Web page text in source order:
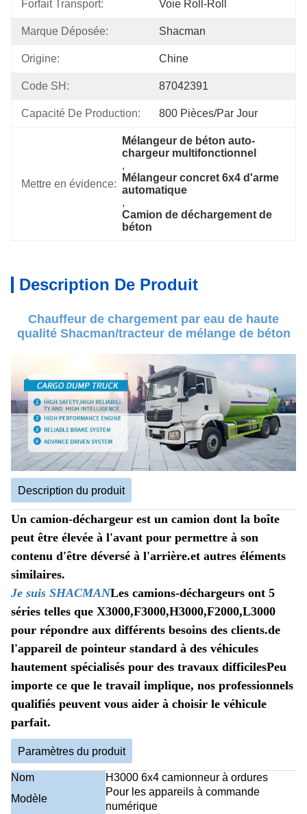
Forfait Transport: Voie Roll-Roll
Marque Déposée: Shacman
Origine: Chine
Code SH: 87042391
Capacité De Production: 800 Pièces/par Jour
Mettre en évidence:
Mélangeur de béton auto-
chargeur multifonctionnel
,
Mélangeur concret 6x4 d'arme
automatique
,
Camion de déchargement de
béton
Description De Produit
Chauffeur de chargement par eau de haute
qualité Shacman/tracteur de mélange de béton
Description du produit
Un camion-déchargeur est un camion dont la boîte
peut être élevée à l'avant pour permettre à son
contenu d'être déversé à l'arrière.et autres éléments
similaires.
Je suis SHACMANLes camions-déchargeurs ont 5
séries telles que X3000,F3000,H3000,F2000,L3000
pour répondre aux différents besoins des clients.de
l'appareil de pointeur standard à des véhicules
hautement spécialisés pour des travaux difficilesPeu
importe ce que le travail implique, nos professionnels
qualifiés peuvent vous aider à choisir le véhicule
parfait.
Paramètres du produit
Nom
H3000 6x4 camionneur à ordures
Modèle
Pour les appareils à commande
numérique